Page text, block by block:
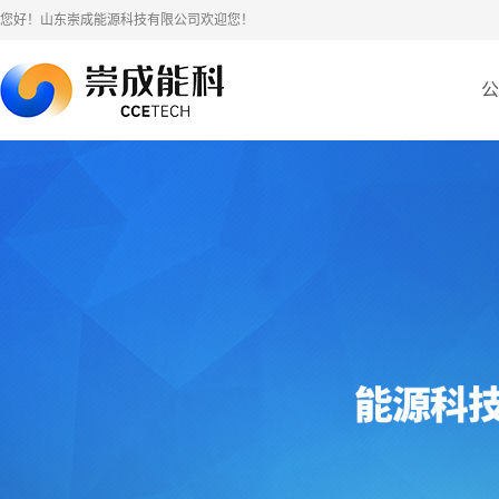
您好！山东崇成能源科技有限公司欢迎您！